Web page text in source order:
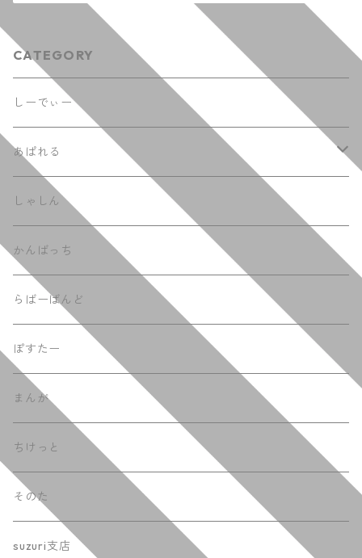
CATEGORY
しーでぃー
あぱれる
てぃーしゃつ
ふーでぃー
しゃしん
かんばっち
らばーばんど
ぽすたー
まんが
ちけっと
そのた
suzuri支店